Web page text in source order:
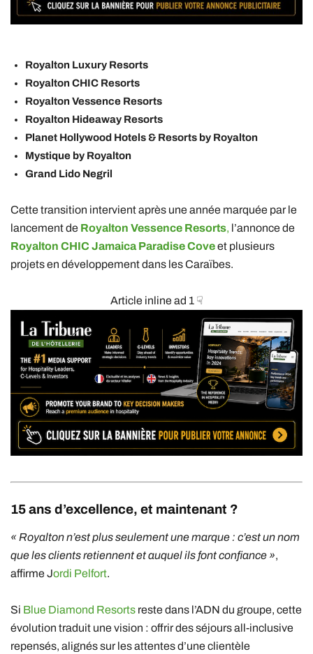
Royalton Luxury Resorts
Royalton CHIC Resorts
Royalton Vessence Resorts
Royalton Hideaway Resorts
Planet Hollywood Hotels & Resorts by Royalton
Mystique by Royalton
Grand Lido Negril
Cette transition intervient après une année marquée par le
lancement de Royalton Vessence Resorts, l’annonce de
Royalton CHIC Jamaica Paradise Coveet plusieurs
projets en développement dans les Caraïbes.
Article inline ad 1 ☟
15 ans d’excellence, et maintenant ?
« Royalton n’est plus seulement une marque : c’est un nom
que les clients retiennent et auquel ils font confiance »,
affirme Jordi Pelfort.
Si Blue Diamond Resorts reste dans l’ADN du groupe, cette
évolution traduit une vision : offrir des séjours all-inclusive
repensés, alignés sur les attentes d’une clientèle